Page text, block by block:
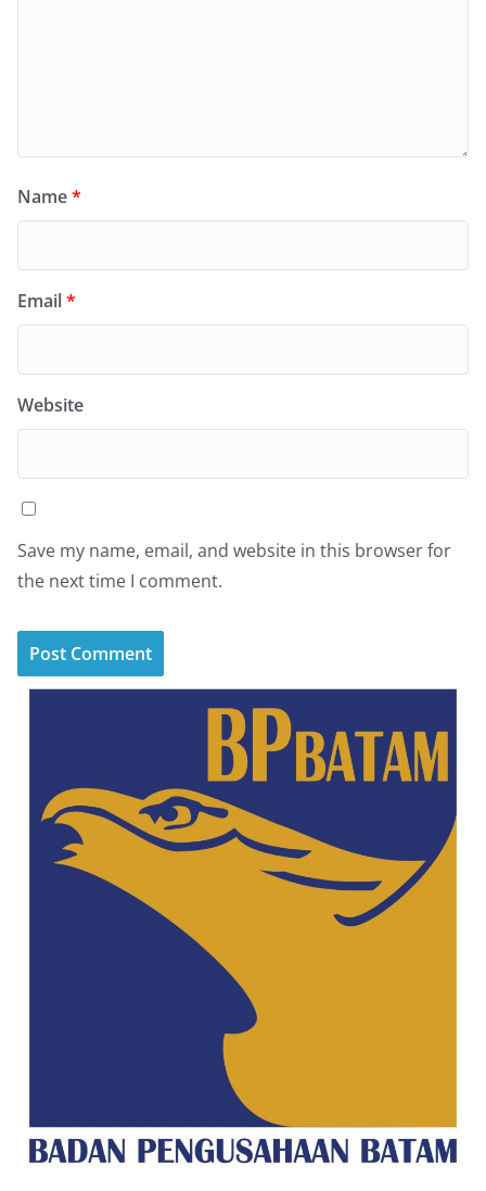
Name*
Email*
Website
Save my name, email, and website in this browser for
the next time I comment.